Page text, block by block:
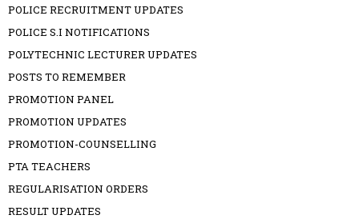
POLICE RECRUITMENT UPDATES
POLICE S.I NOTIFICATIONS
POLYTECHNIC LECTURER UPDATES
POSTS TO REMEMBER
PROMOTION PANEL
PROMOTION UPDATES
PROMOTION-COUNSELLING
PTA TEACHERS
REGULARISATION ORDERS
RESULT UPDATES